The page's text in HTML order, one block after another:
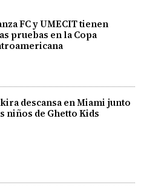
FC y UMECIT tienen
pruebas en la Copa
descansa en Miami junto
niños de Ghetto Kids